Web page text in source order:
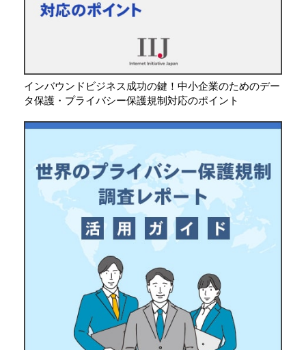
インバウンドビジネス成功の鍵！中小企業のためのデー
タ保護・プライバシー保護規制対応のポイント